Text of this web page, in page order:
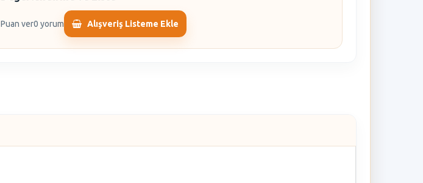
Puan ver0 yorum Alışveriş Listeme Ekle